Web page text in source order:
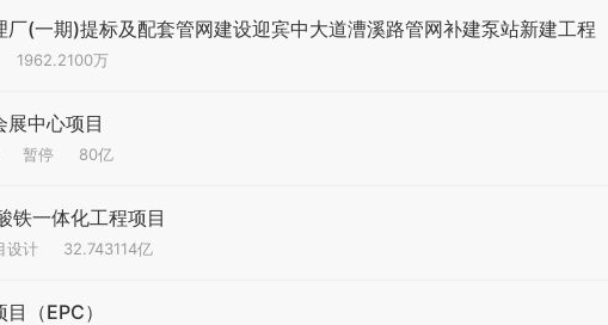
厂(一期)提标及配套管网建设迎宾中大道漕溪路管网补建泵站新建工程
1962.2100万
展中心项目
暂停 80亿
铁一体化工程项目
设计 32.743114亿
（EPC）